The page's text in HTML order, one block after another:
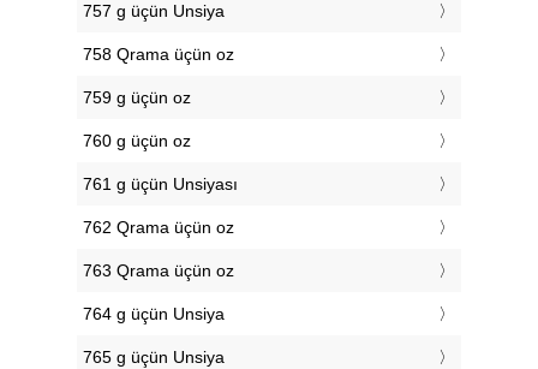
757 g üçün Unsiya
758 Qrama üçün oz
759 g üçün oz
760 g üçün oz
761 g üçün Unsiyası
762 Qrama üçün oz
763 Qrama üçün oz
764 g üçün Unsiya
765 g üçün Unsiya